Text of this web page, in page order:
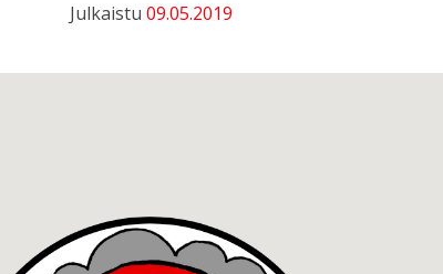
Julkaistu 09.05.2019